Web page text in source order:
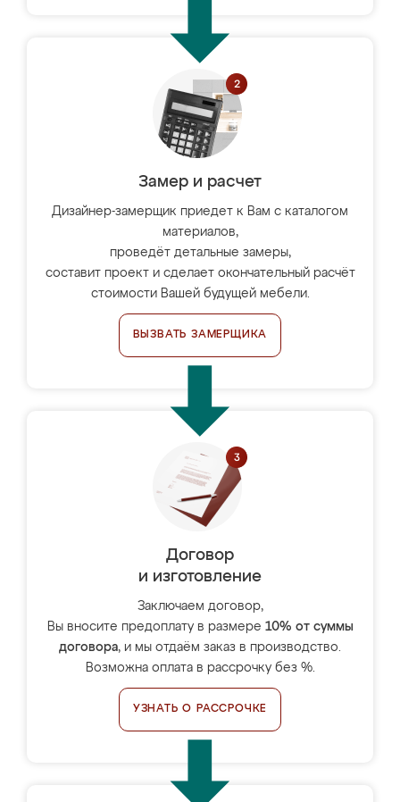
Замер и расчет
Дизайнер-замерщик приедет к Вам с каталогом
материалов,
проведёт детальные замеры,
составит проект и сделает окончательный расчёт
стоимости Вашей будущей мебели.
ВЫЗВАТЬ ЗАМЕРЩИКА
Договор
и изготовление
Заключаем договор,
Вы вносите предоплату в размере 10% от суммы
договора, и мы отдаём заказ в производство.
Возможна оплата в рассрочку без %.
УЗНАТЬ О РАССРОЧКЕ